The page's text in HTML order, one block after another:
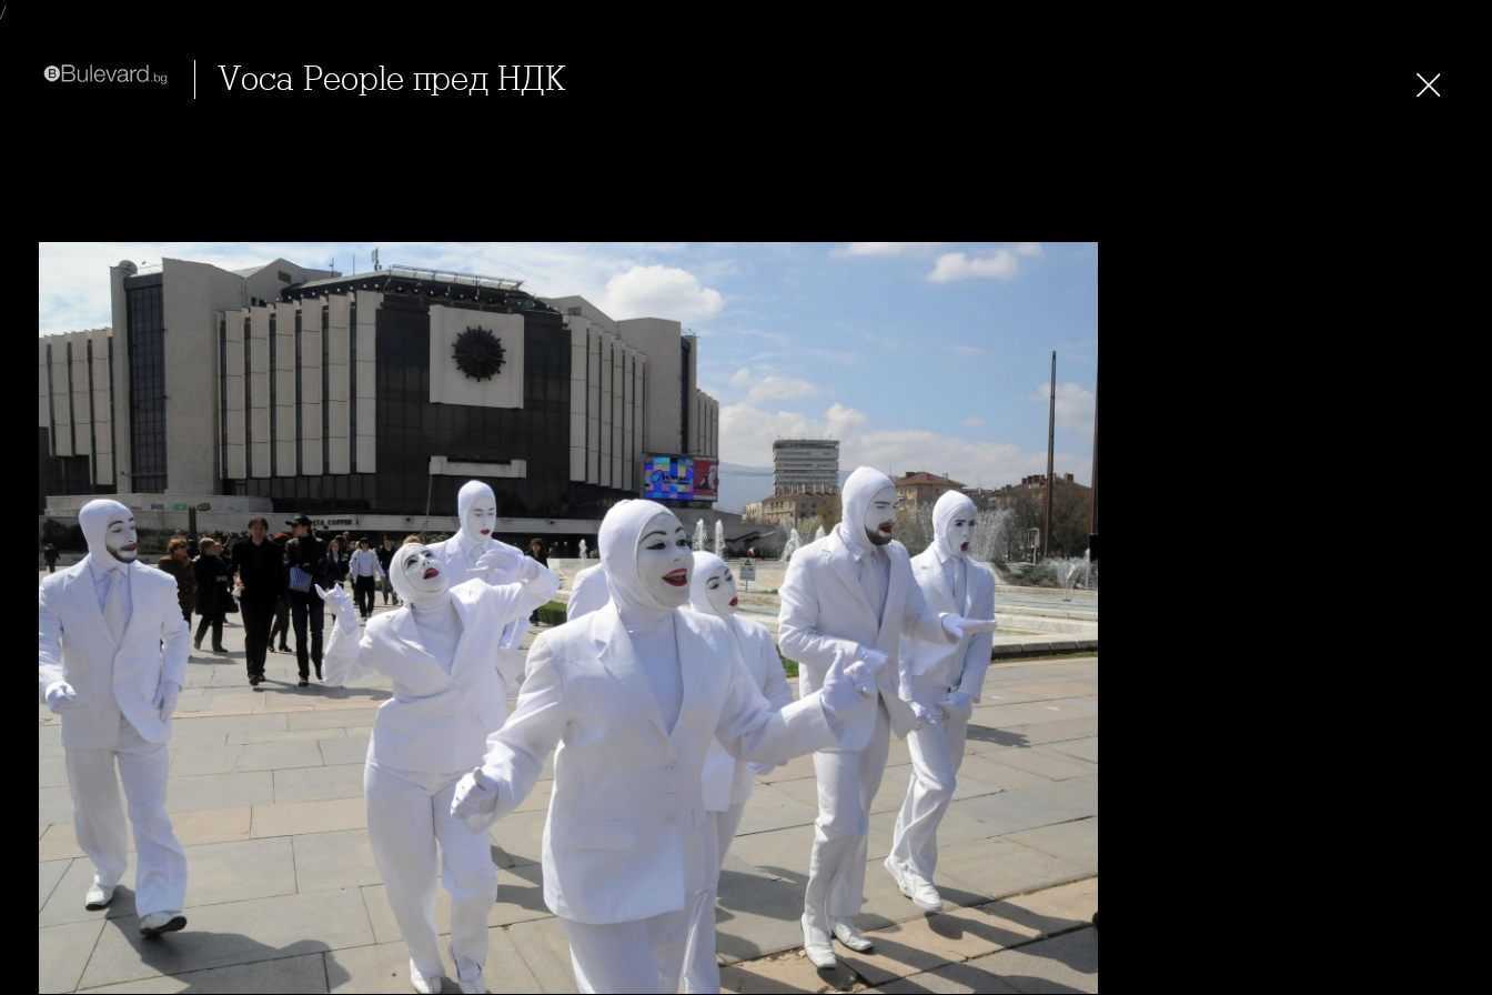
/
Voca People пред НДК